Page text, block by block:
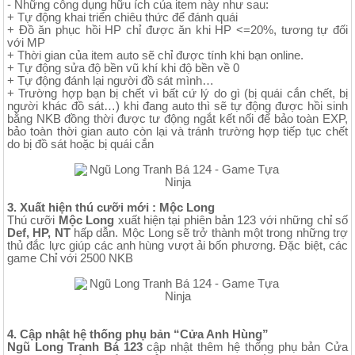
- Những công dụng hữu ích của item này như sau:
+ Tự động khai triển chiêu thức để đánh quái
+ Đồ ăn phục hồi HP chỉ được ăn khi HP <=20%, tương tự đối
với MP
+ Thời gian của item auto sẽ chỉ được tính khi bạn online.
+ Tự động sửa độ bền vũ khí khi độ bền về 0
+ Tự động đánh lại người đồ sát mình…
+ Trường hợp bạn bị chết vì bất cứ lý do gì (bị quái cắn chết, bị
người khác đồ sát…) khi đang auto thì sẽ tự động được hồi sinh
bằng NKB đồng thời được tư động ngắt kết nối để bảo toàn EXP,
bảo toàn thời gian auto còn lại và tránh trường hợp tiếp tục chết
do bị đồ sát hoặc bị quái cắn
3. Xuất hiện thú cưỡi mới : Mộc Long
Thú cưỡi Mộc Long xuất hiện tại phiên bản 123 với những chỉ số
Def, HP, NT hấp dẫn. Mộc Long sẽ trở thành một trong những trợ
thủ đắc lực giúp các anh hùng vượt ải bốn phương. Đặc biệt, các
game Chỉ với 2500 NKB
4. Cập nhật hệ thống phụ bản “Cửa Anh Hùng”
Ngũ Long Tranh Bá 123cập nhật thêm hệ thống phụ bản Cửa